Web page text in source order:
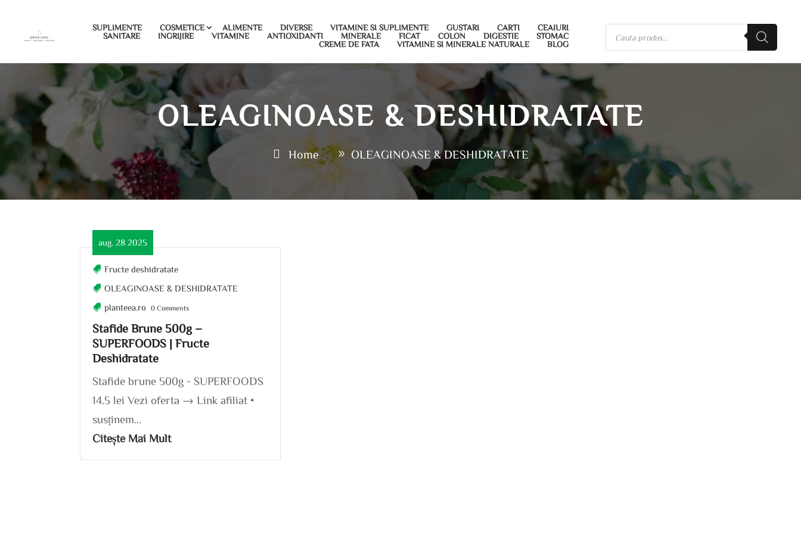
SUPLIMENTE COSMETICE ALIMENTE DIVERSE VITAMINE SI SUPLIMENTE GUSTARI CARTI
CEAIURI
SANITARE
INGRIJIRE VITAMINE ANTIOXIDANTI MINERALE FICAT COLON DIGESTIE
STOMAC
CREME DE FATA
VITAMINE SI MINERALE NATURALE BLOG
OLEAGINOASE & DESHIDRATATE
Home OLEAGINOASE & DESHIDRATATE
Stafide Brune 500g –
SUPERFOODS | Fructe
Deshidratate
aug. 28 2025
Fructe deshidratate
OLEAGINOASE & DESHIDRATATE
planteea.ro 0 Comments
Stafide brune 500g - SUPERFOODS
14.5 lei Vezi oferta → Link afiliat •
susținem...
Citește Mai Mult